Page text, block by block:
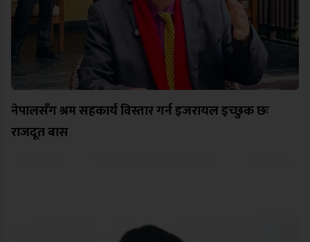
नेपालसँग श्रम सहकार्य विस्तार गर्न इजरायल इच्छुक छः
राजदूत बास